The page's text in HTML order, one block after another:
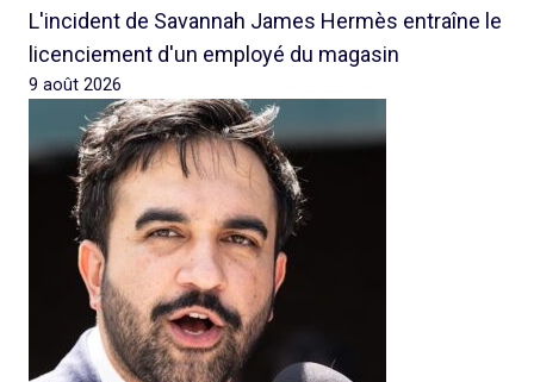
L'incident de Savannah James Hermès entraîne le
licenciement d'un employé du magasin
9 août 2026